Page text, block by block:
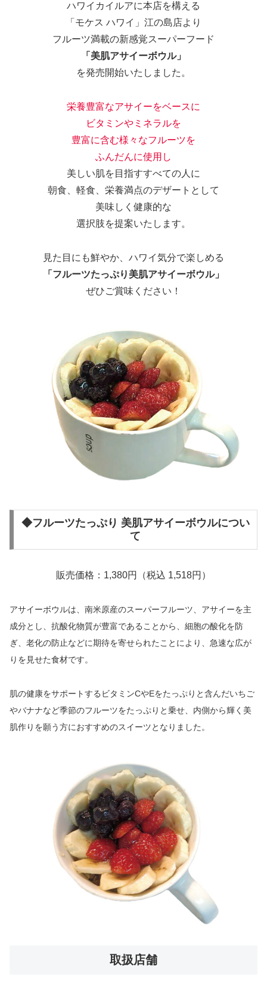
ハワイカイルアに本店を構える
「モケス ハワイ」江の島店より
フルーツ満載の新感覚スーパーフード
「美肌アサイーボウル」
を発売開始いたしました。
栄養豊富なアサイーをベースに
ビタミンやミネラルを
豊富に含む様々なフルーツを
ふんだんに使用し
美しい肌を目指すすべての人に
朝食、軽食、栄養満点のデザートとして
美味しく健康的な
選択肢を提案いたします。
見た目にも鮮やか、ハワイ気分で楽しめる
「フルーツたっぷり美肌アサイーボウル」
ぜひご賞味ください！
◆フルーツたっぷり 美肌アサイーボウルについ
て
販売価格：1,380円（税込 1,518円）
アサイーボウルは、南米原産のスーパーフルーツ、アサイーを主
成分とし、抗酸化物質が豊富であることから、細胞の酸化を防
ぎ、老化の防止などに期待を寄せられたことにより、急速な広が
りを見せた食材です。
肌の健康をサポートするビタミンCやEをたっぷりと含んだいちご
やバナナなど季節のフルーツをたっぷりと乗せ、内側から輝く美
肌作りを願う方におすすめのスイーツとなりました。
取扱店舗